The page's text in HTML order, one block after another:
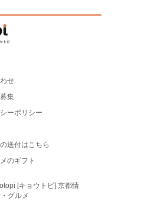
せ
集
ーポリシー
送付はこちら
のギフト
[キョウトピ] 京都情
グルメ